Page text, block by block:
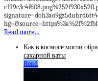
Read more…
Как в космосе могли
сахарной ваты
Read